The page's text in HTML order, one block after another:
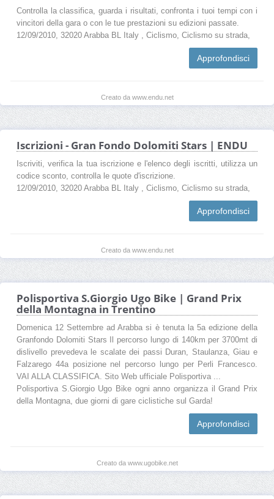
Controlla la classifica, guarda i risultati, confronta i tuoi tempi con i
vincitori della gara o con le tue prestazioni su edizioni passate.
12/09/2010, 32020 Arabba BL Italy , Ciclismo, Ciclismo su strada,
Approfondisci
Creato da www.endu.net
Iscrizioni - Gran Fondo Dolomiti Stars | ENDU
Iscriviti, verifica la tua iscrizione e l'elenco degli iscritti, utilizza un
codice sconto, controlla le quote d'iscrizione.
12/09/2010, 32020 Arabba BL Italy , Ciclismo, Ciclismo su strada,
Approfondisci
Creato da www.endu.net
Polisportiva S.Giorgio Ugo Bike | Grand Prix
della Montagna in Trentino
Domenica 12 Settembre ad Arabba si è tenuta la 5a edizione della
Granfondo Dolomiti Stars Il percorso lungo di 140km per 3700mt di
dislivello prevedeva le scalate dei passi Duran, Staulanza, Giau e
Falzarego 44a posizione nel percorso lungo per Perli Francesco.
VAI ALLA CLASSIFICA. Sito Web ufficiale Polisportiva ...
Polisportiva S.Giorgio Ugo Bike ogni anno organizza il Grand Prix
della Montagna, due giorni di gare ciclistiche sul Garda!
Approfondisci
Creato da www.ugobike.net